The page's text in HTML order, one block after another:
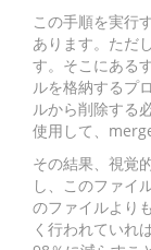
この手順を実行
あります。ただ
す。そこにある
ルを格納するプ
ルから削除する
使用して、
その結果、視覚
し、このファイ
のファイルより
く行われていれ